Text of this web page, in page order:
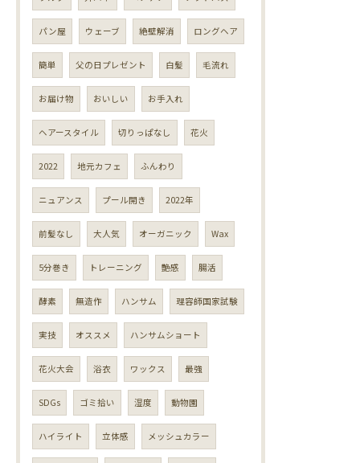
パン屋 ウェーブ 絶壁解消 ロングヘア
簡単 父の日プレゼント 白髪 毛流れ
お届け物 おいしい お手入れ
ヘアースタイル 切りっぱなし 花火
2022 地元カフェ ふんわり
ニュアンス プール開き 2022年
前髪なし 大人気 オーガニック Wax
5分巻き トレーニング 艶感 腸活
酵素 無造作 ハンサム 理容師国家試験
実技 オススメ ハンサムショート
花火大会 浴衣 ワックス 最強
SDGs ゴミ拾い 湿度 動物園
ハイライト 立体感 メッシュカラー